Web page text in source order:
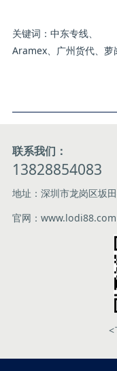
关键词：中东专线、
Aramex、广州货代、萝
联系我们：
13828854083
地址：深圳市龙岗区坂
官网：www.lodi88.com
<